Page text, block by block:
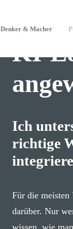
Denker & Macher
KI-
Ich
richtige
Für die
darüber. Nur
wissen, wie